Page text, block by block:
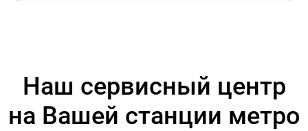
Наш сервисный центр
на Вашей станции метро